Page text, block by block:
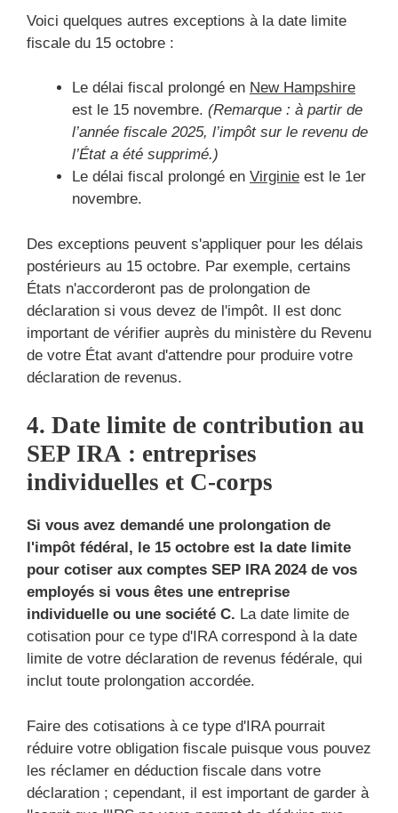
Voici quelques autres exceptions à la date limite
fiscale du 15 octobre :
Le délai fiscal prolongé en New Hampshire
est le 15 novembre. (Remarque : à partir de
l’année fiscale 2025, l’impôt sur le revenu de
l’État a été supprimé.)
Le délai fiscal prolongé en Virginie est le 1er
novembre.
Des exceptions peuvent s'appliquer pour les délais
postérieurs au 15 octobre. Par exemple, certains
États n'accorderont pas de prolongation de
déclaration si vous devez de l'impôt. Il est donc
important de vérifier auprès du ministère du Revenu
de votre État avant d'attendre pour produire votre
déclaration de revenus.
4. Date limite de contribution au
SEP IRA : entreprises
individuelles et C-corps
Si vous avez demandé une prolongation de
l'impôt fédéral, le 15 octobre est la date limite
pour cotiser aux comptes SEP IRA 2024 de vos
employés si vous êtes une entreprise
individuelle ou une société C. La date limite de
cotisation pour ce type d'IRA correspond à la date
limite de votre déclaration de revenus fédérale, qui
inclut toute prolongation accordée.
Faire des cotisations à ce type d'IRA pourrait
réduire votre obligation fiscale puisque vous pouvez
les réclamer en déduction fiscale dans votre
déclaration ; cependant, il est important de garder à